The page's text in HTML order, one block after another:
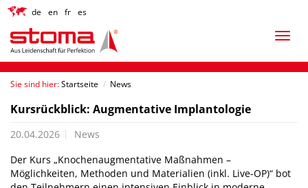
Sie sind hier:Startseite / News
Kursrückblick: Augmentative Implantologie
20.04.2026
News
Der Kurs „Knochenaugmentative Maßnahmen –
Möglichkeiten, Methoden und Materialien (inkl. Live-OP)“ bot
de en fr es